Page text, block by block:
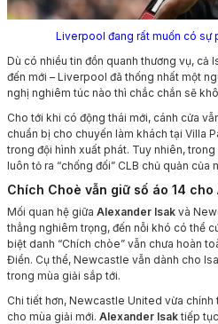
Liverpool đang rất muốn có sự
Dù có nhiều tin đồn quanh thương vụ, cả
đến mới – Liverpool đã thống nhất một
nghị nghiêm túc nào thì chắc chắn sẽ
Cho tới khi có động thái mới, cánh cửa
chuẩn bị cho chuyến làm khách tại Villa
trong đội hình xuất phát. Tuy nhiên,
luôn tỏ ra “chống đối” CLB chủ quản của
Chích Choè vẫn giữ số áo 14
Mối quan hệ giữa Alexander Isak và
thẳng nghiêm trọng, đến nỗi khó có thể
biệt danh “Chích chòe” vẫn chưa hoàn
Điển. Cụ thể, Newcastle vẫn dành cho
trong mùa giải sắp tới.
Chi tiết hơn, Newcastle United vừa
cho mùa giải mới. Alexander Isak tiếp